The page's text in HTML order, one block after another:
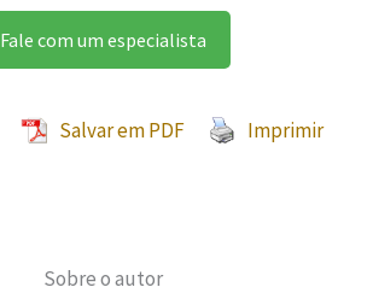
Fale com um especialista
Salvar em PDF Imprimir
Sobre o autor